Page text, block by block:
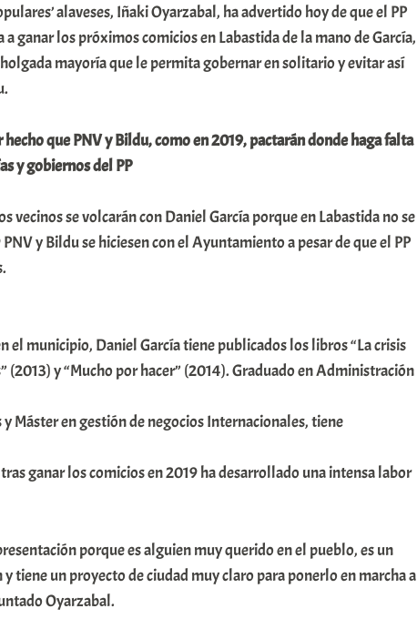
alaveses, Iñaki Oyarzabal, ha advertido hoy de que el PP
ganar los próximos comicios en Labastida de la mano de García,
mayoría que le permita gobernar en solitario y evitar así
hecho que PNV y Bildu, como en 2019, pactarán donde haga falta
y gobiernos del PP
vecinos se volcarán con Daniel García porque en Labastida no se
y Bildu se hiciesen con el Ayuntamiento a pesar de que el PP
el municipio, Daniel García tiene publicados los libros “La crisis
(2013) y “Mucho por hacer” (2014). Graduado en Administración
y Máster en gestión de negocios Internacionales, tiene
ganar los comicios en 2019 ha desarrollado una intensa labor
porque es alguien muy querido en el pueblo, es un
y tiene un proyecto de ciudad muy claro para ponerlo en marcha a
Oyarzabal.